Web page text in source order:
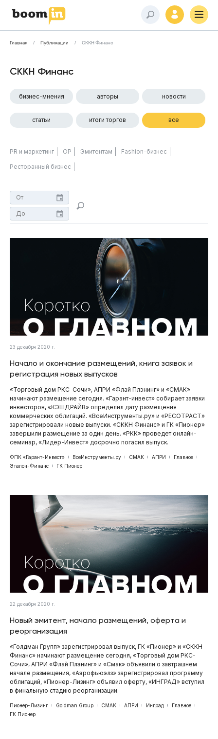
Главная Публикации СККН Финанс
СККН Финанс
бизнес-мнения авторы новости
статьи итоги торгов все
PR и маркетинг ОР Эмитентам Fashion-бизнес
Ресторанный бизнес
23 декабря 2020 г.
Начало и окончание размещений, книга заявок и
регистрация новых выпусков
«Торговый дом РКС-Сочи», АПРИ «Флай Плэнинг» и «СМАК»
начинают размещение сегодня. «Гарант-инвест» собирает заявки
инвесторов, «КЭШДРАЙВ» определил дату размещения
коммерческих облигаций. «ВсеИнструменты.ру» и «РЕСОТРАСТ»
зарегистрировали новые выпуски. «СККН Финанс» и ГК «Пионер»
завершили размещение за один день. «РКК» проведет онлайн-
семинар, «Лидер-Инвест» досрочно погасил выпуск.
ФПК «Гарант-Инвест» ВсеИнструменты.ру СМАК АПРИ
Главное
Эталон-Финанс
ГК Пионер
22 декабря 2020 г.
Новый эмитент, начало размещений, оферта и
реорганизация
«Голдман Групп» зарегистрировал выпуск, ГК «Пионер» и «СККН
Финанс» начинают размещение сегодня, «Торговый дом РКС-
Сочи», АПРИ «Флай Плэнинг» и «Смак» объявили о завтрашнем
начале размещения, «Аэрофьюэлз» зарегистрировал программу
облигаций, «Пионер-Лизинг» объявил оферту, «ИНГРАД» вступил
в финальную стадию реорганизации.
Пионер-Лизинг Goldman Group СМАК АПРИ Инград
Главное
ГК Пионер